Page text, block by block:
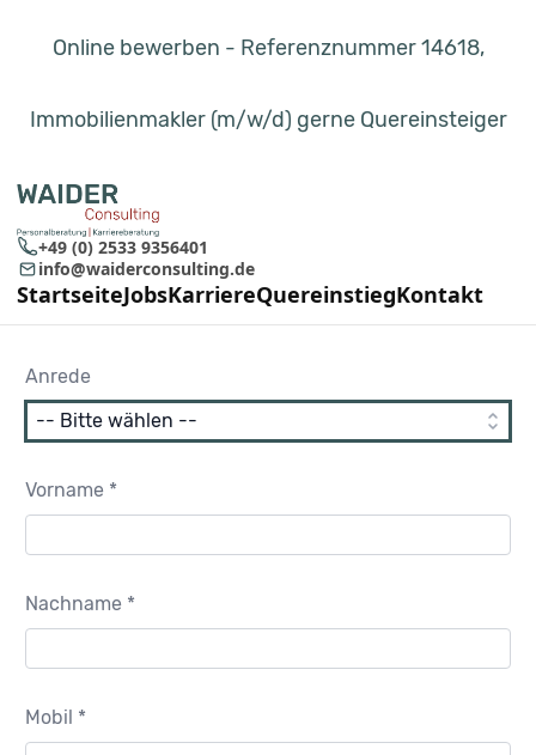
Online bewerben - Referenznummer 14618,
Immobilienmakler (m/w/d) gerne Quereinsteiger
+49 (0) 2533 9356401
info@waiderconsulting.de
StartseiteJobsKarriereQuereinstiegKontakt
Anrede
Vorname *
Nachname *
Mobil *